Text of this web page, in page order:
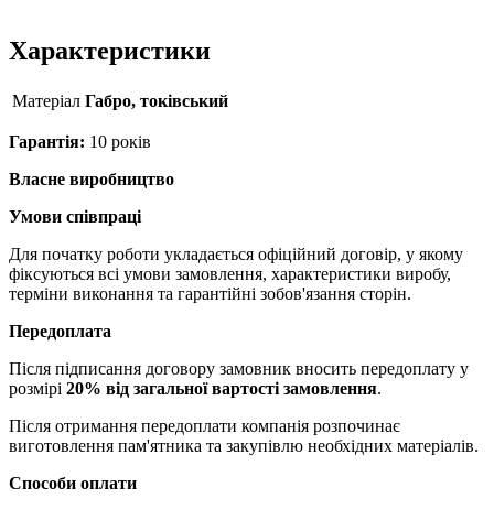
Характеристики
Матерiал Габро, токівський
Гарантія: 10 років
Власне виробництво
Умови співпраці
Для початку роботи укладається офіційний договір, у якому
фіксуються всі умови замовлення, характеристики виробу,
терміни виконання та гарантійні зобов'язання сторін.
Передоплата
Після підписання договору замовник вносить передоплату у
розмірі 20% від загальної вартості замовлення.
Після отримання передоплати компанія розпочинає
виготовлення пам'ятника та закупівлю необхідних матеріалів.
Способи оплати